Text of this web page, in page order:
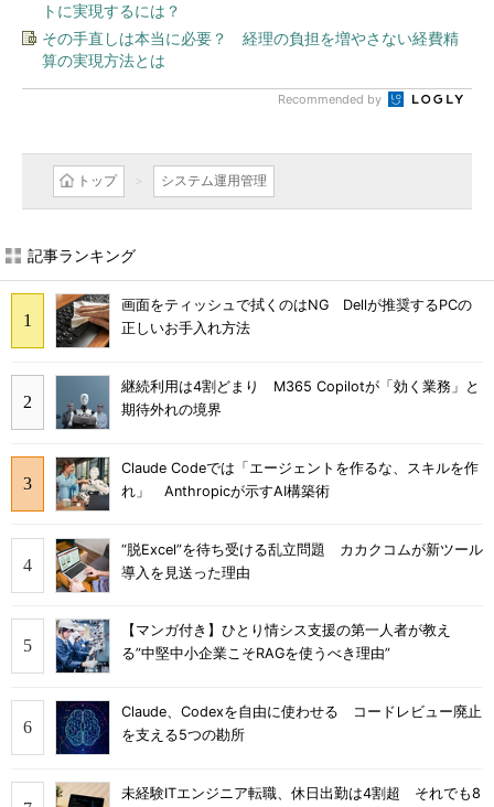
トに実現するには？
その手直しは本当に必要？ 経理の負担を増やさない経費精
算の実現方法とは
Recommended by
トップ システム運用管理
記事ランキング
画面をティッシュで拭くのはNG Dellが推奨するPCの
正しいお手入れ方法
継続利用は4割どまり M365 Copilotが「効く業務」と
期待外れの境界
Claude Codeでは「エージェントを作るな、スキルを作
れ」 Anthropicが示すAI構築術
“脱Excel”を待ち受ける乱立問題 カカクコムが新ツール
導入を見送った理由
【マンガ付き】ひとり情シス支援の第一人者が教え
る”中堅中小企業こそRAGを使うべき理由”
Claude、Codexを自由に使わせる コードレビュー廃止
を支える5つの勘所
未経験ITエンジニア転職、休日出勤は4割超 それでも8